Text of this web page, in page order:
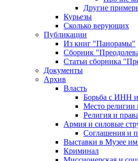
Другие
Курьезы
Сколько верующих
Публикации
Из книг "Панорамы"
Сборник
Статьи сборника
Документы
Архив
Власть
Борьба с ИНН
Место религии
Религия и
Армия и силовые
Соглашения и
Выставки в Музее
Криминал